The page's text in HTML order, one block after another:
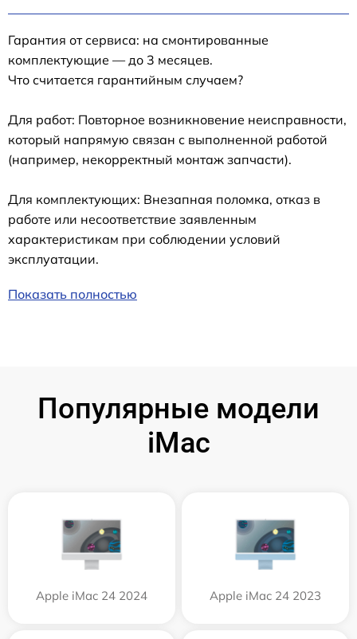
Гарантия от сервиса: на смонтированные
комплектующие — до 3 месяцев.
Что считается гарантийным случаем?
Для работ: Повторное возникновение неисправности,
который напрямую связан с выполненной работой
(например, некорректный монтаж запчасти).
Для комплектующих: Внезапная поломка, отказ в
работе или несоответствие заявленным
характеристикам при соблюдении условий
эксплуатации.
Показать полностью
Популярные модели
iMac
Apple iMac 24 2024 Apple iMac 24 2023